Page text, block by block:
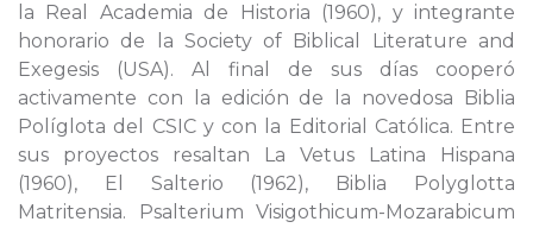
la Real Academia de Historia (1960), y integrante
honorario de la Society of Biblical Literature and
Exegesis (USA). Al final de sus días cooperó
activamente con la edición de la novedosa Biblia
Políglota del CSIC y con la Editorial Católica. Entre
sus proyectos resaltan La Vetus Latina Hispana
(1960), El Salterio (1962), Biblia Polyglotta
Matritensia. Psalterium Visigothicum-Mozarabicum